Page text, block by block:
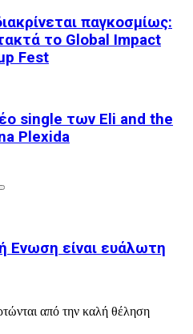
παγκοσμίως:
το Global Impact
Fest
single των Eli and the
Plexida
Ενωση είναι ευάλωτη
από την καλή θέληση